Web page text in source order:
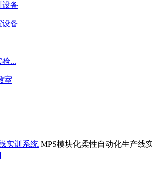
设备
...
室
实训系统 MPS模块化柔性自动化生产线